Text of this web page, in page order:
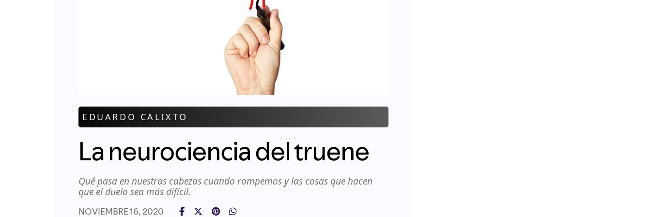
EDUARDO CALIXTO
La neurociencia del truene
Qué pasa en nuestras cabezas cuando rompemos y las cosas que hacen
que el duelo sea más difícil.
NOVIEMBRE 16, 2020